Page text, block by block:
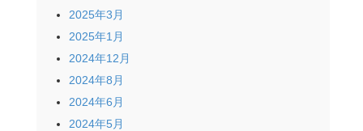
2025年3月
2025年1月
2024年12月
2024年8月
2024年6月
2024年5月